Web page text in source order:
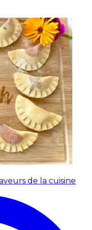
de la cuisine